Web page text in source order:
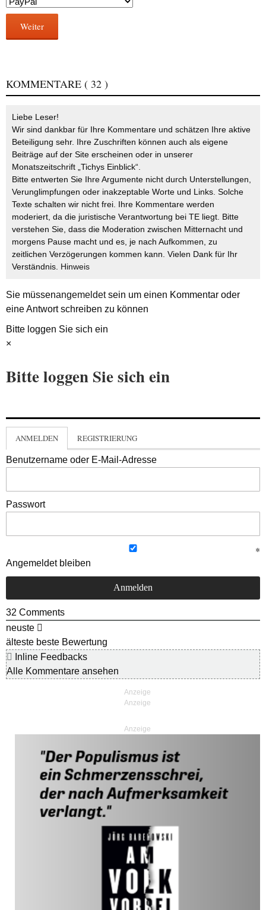
Weiter
KOMMENTARE ( 32 )
Liebe Leser!
Wir sind dankbar für Ihre Kommentare und schätzen Ihre aktive
Beteiligung sehr. Ihre Zuschriften können auch als eigene
Beiträge auf der Site erscheinen oder in unserer
Monatszeitschrift „Tichys Einblick“.
Bitte entwerten Sie Ihre Argumente nicht durch Unterstellungen,
Verunglimpfungen oder inakzeptable Worte und Links. Solche
Texte schalten wir nicht frei. Ihre Kommentare werden
moderiert, da die juristische Verantwortung bei TE liegt. Bitte
verstehen Sie, dass die Moderation zwischen Mitternacht und
morgens Pause macht und es, je nach Aufkommen, zu
zeitlichen Verzögerungen kommen kann. Vielen Dank für Ihr
Verständnis. Hinweis
Sie müssenangemeldetsein um einen Kommentar oder
eine Antwort schreiben zu können
Bitte loggen Sie sich ein
×
Bitte loggen Sie sich ein
ANMELDEN REGISTRIERUNG
Benutzername oder E-Mail-Adresse
Passwort
Angemeldet bleiben
32 Comments
neuste
älteste beste Bewertung
Inline Feedbacks
Alle Kommentare ansehen
Anzeige